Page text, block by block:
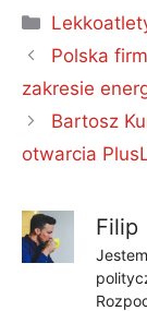
Kategorie
Polska
zakresie
Bartosz
otwarcia
Filip